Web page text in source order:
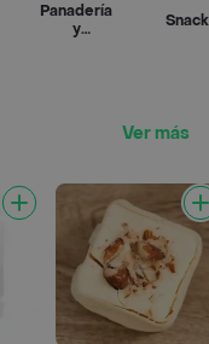
Panadería
y
Ver más